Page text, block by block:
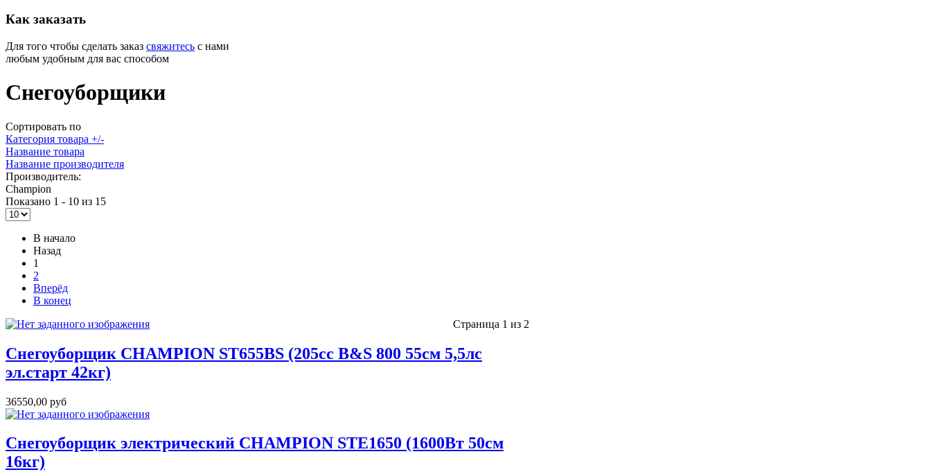
Как заказать
Для того чтобы сделать заказ свяжитесь с нами
любым удобным для вас способом
Снегоуборщики
Сортировать по
Категория товара +/-
Название товара
Название производителя
Производитель:
Champion
Показано 1 - 10 из 15
В начало
Назад
1
2
Вперёд
В конец
Страница 1 из 2
Снегоуборщик CHAMPION ST655BS (205сс B&S 800 55см 5,5лс
эл.старт 42кг)
36550,00 руб
Снегоуборщик электрический CHAMPION STE1650 (1600Вт 50см
16кг)